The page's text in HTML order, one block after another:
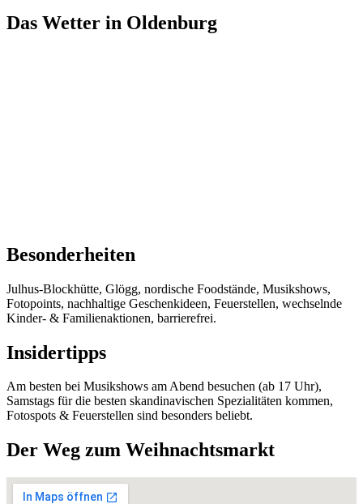
Das Wetter in Oldenburg
Besonderheiten
Julhus-Blockhütte, Glögg, nordische Foodstände, Musikshows,
Fotopoints, nachhaltige Geschenkideen, Feuerstellen, wechselnde
Kinder- & Familienaktionen, barrierefrei.
Insidertipps
Am besten bei Musikshows am Abend besuchen (ab 17 Uhr),
Samstags für die besten skandinavischen Spezialitäten kommen,
Fotospots & Feuerstellen sind besonders beliebt.
Der Weg zum Weihnachtsmarkt